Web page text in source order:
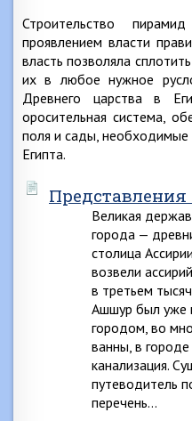
Строительство
проявлением власти
власть позволяла
их в любое нужное
Древнего царства в
оросительная система,
поля и сады, необходимые
Египта.
Представления
Великая
города —
столица
возвели
в третьем
Ашшур был уже
городом, во
ванны, в
канализация.
путеводитель
перечень…